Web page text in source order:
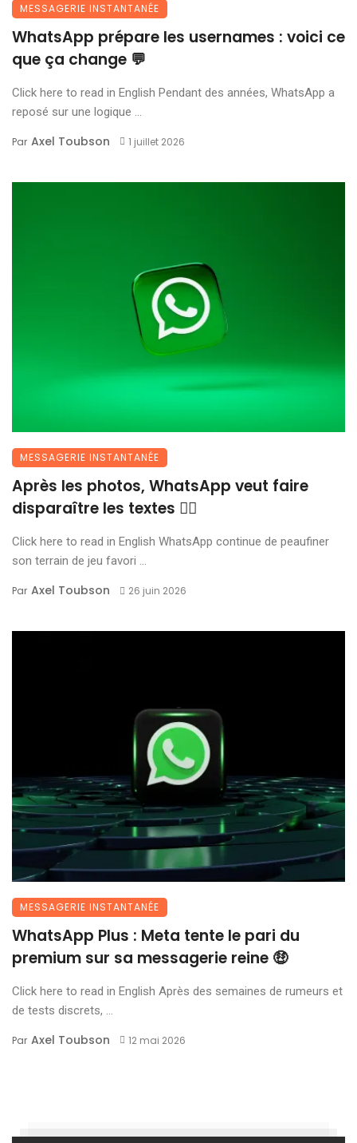
MESSAGERIE INSTANTANÉE
WhatsApp prépare les usernames : voici ce
que ça change 💬
Click here to read in English Pendant des années, WhatsApp a
reposé sur une logique ...
Par Axel Toubson 1 juillet 2026
MESSAGERIE INSTANTANÉE
Après les photos, WhatsApp veut faire
disparaître les textes 😶‍🌫️
Click here to read in English WhatsApp continue de peaufiner
son terrain de jeu favori ...
Par Axel Toubson 26 juin 2026
MESSAGERIE INSTANTANÉE
WhatsApp Plus : Meta tente le pari du
premium sur sa messagerie reine 🤑
Click here to read in English Après des semaines de rumeurs et
de tests discrets, ...
Par Axel Toubson 12 mai 2026